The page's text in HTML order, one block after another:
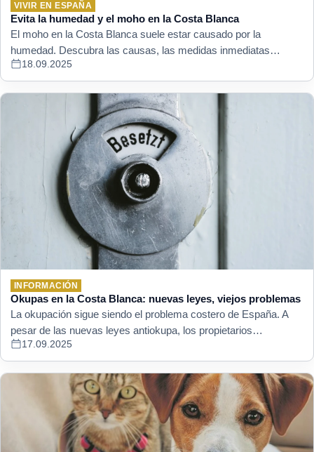
VIVIR EN ESPAÑA
Evita la humedad y el moho en la Costa Blanca
El moho en la Costa Blanca suele estar causado por la
humedad. Descubra las causas, las medidas inmediatas…
18.09.2025
INFORMACIÓN
Okupas en la Costa Blanca: nuevas leyes, viejos problemas
La okupación sigue siendo el problema costero de España. A
pesar de las nuevas leyes antiokupa, los propietarios…
17.09.2025